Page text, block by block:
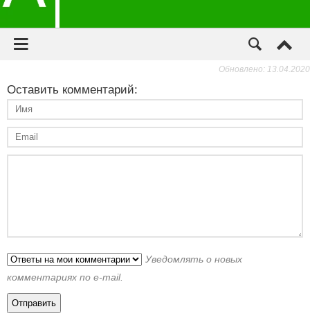
Обновлено: 13.04.2020
Оставить комментарий:
Уведомлять о новых
комментариях по e-mail.